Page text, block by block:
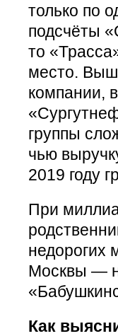
только по
подсчёты
то
место.
компании,
группы
чью
2019 году
При
недорогих
Москвы —
Как